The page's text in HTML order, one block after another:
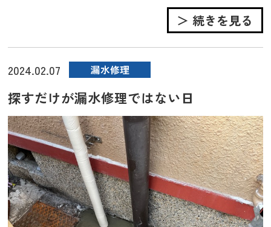
＞ 続きを見る
2024.02.07 漏水修理
探すだけが漏水修理ではない日